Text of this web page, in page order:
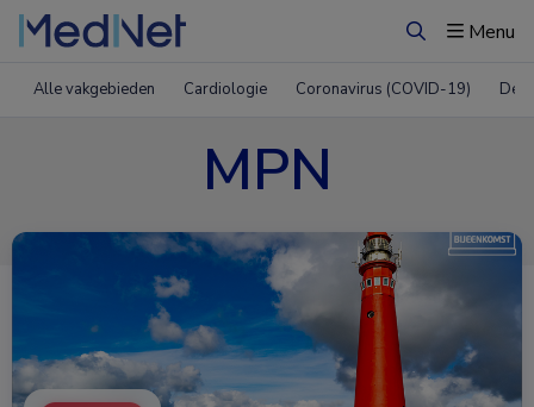
ZoekenMenu
Alle vakgebieden Cardiologie Coronavirus (COVID-19)
MPN